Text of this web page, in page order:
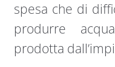
spesa che di
produrre
prodotta